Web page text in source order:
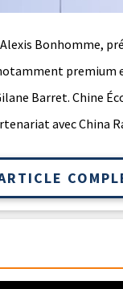
Alexis Bonhomme,
premium
Barret. Chine
avec China